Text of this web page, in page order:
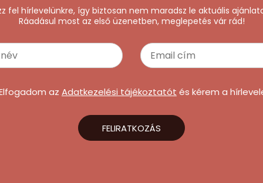
fel hírlevelünkre, így biztosan nem maradsz le aktuális
Ráadásul most az első üzenetben, meglepetés vár rád!
az Adatkezelési tájékoztatót és kérem a
FELIRATKOZÁS